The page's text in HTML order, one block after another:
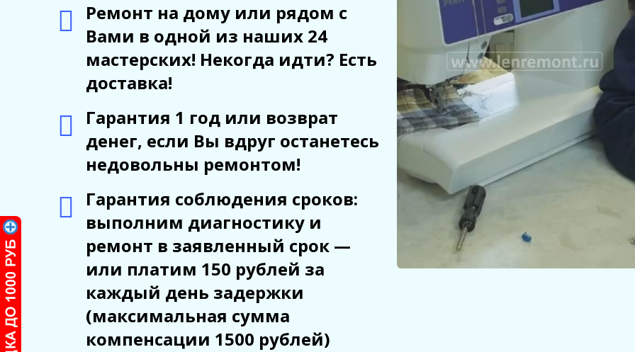
Ремонт на дому или рядом с
Вами в одной из наших 24
мастерских! Некогда идти? Есть
доставка!
Гарантия 1 год или возврат
денег, если Вы вдруг останетесь
недовольны ремонтом!
Гарантия соблюдения сроков:
выполним диагностику и
ремонт в заявленный срок —
или платим 150 рублей за
каждый день задержки
(максимальная сумма
компенсации 1500 рублей)